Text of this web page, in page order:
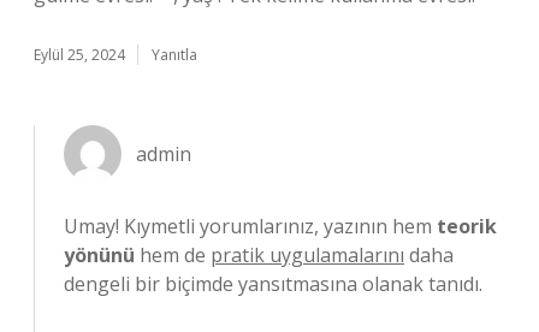
Eylül 25, 2024 Yanıtla
admin
Umay! Kıymetli yorumlarınız, yazının hem teorik
yönünü hem de pratik uygulamalarını daha
dengeli bir biçimde yansıtmasına olanak tanıdı.